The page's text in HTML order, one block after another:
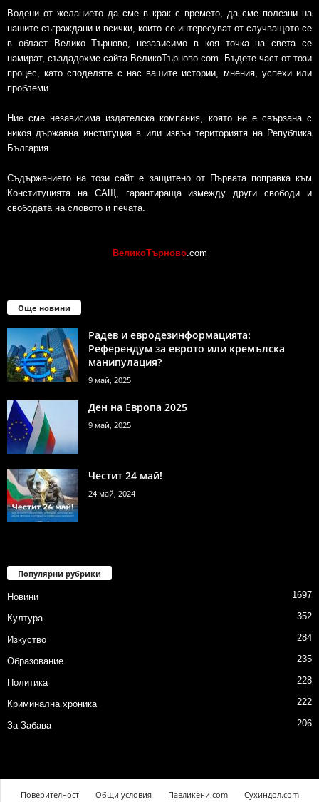
Водени от желанието да сме в крак с времето, да сме полезни на
нашите съграждани и всички, които се интересуват от случващото се
в област Велико Търново, независимо в коя точка на света се
намират, създадохме сайта ВеликоТърново.com. Бъдете част от този
процес, като споделяте с нас вашите истории, мнения, успехи или
проблеми.
Ние сме независима издателска компания, която не е свързана с
никоя държавна институция в или извън териториятя на Република
България.
Съдържанието на този сайт е защитено от Първата поправка към
Конституцията на САЩ, гарантираща измежду други свободи и
свободата на словото и печата.
ВеликоТърново.com
Още новини
Радев и евродезинформацията:
Референдум за еврото или кремълска
манипулация?
9 май, 2025
Ден на Европа 2025
9 май, 2025
Честит 24 май!
24 май, 2024
Популярни рубрики
Новини 1697
Култура 352
Изкуство 284
Образование 235
Политика 228
Криминална хроника 222
За Забава 206
Поверителност Общи условия Павликени.com Сухиндол.com